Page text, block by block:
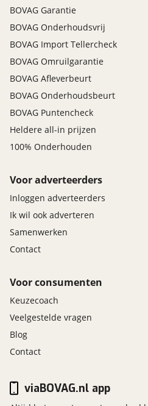
BOVAG Garantie
BOVAG Onderhoudsvrij
BOVAG Import Tellercheck
BOVAG Omruilgarantie
BOVAG Afleverbeurt
BOVAG Onderhoudsbeurt
BOVAG Puntencheck
Heldere all-in prijzen
100% Onderhouden
Voor adverteerders
Inloggen adverteerders
Ik wil ook adverteren
Samenwerken
Contact
Voor consumenten
Keuzecoach
Veelgestelde vragen
Blog
Contact
viaBOVAG.nl app